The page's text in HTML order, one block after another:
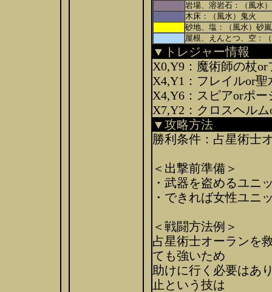
岩場、溶岩石：（風水
木床：（風水）鬼火
砂地、塩：（風水）砂嵐
屋根、えんとつ、空：
▼トレジャー情報
X0,Y9：魔術師の杖
X4,Y1：フレイルor聖
X4,Y6：スピアorポー
X7,Y2：クロスヘル
▼攻略方法
勝利条件：占星術士
＜出撃前準備＞
・武器を盗めるユニ
・できれば女性ユニ
＜戦闘方法例＞
占星術士オーランを
ても強いため
助けに行く必要はあ
止という技は